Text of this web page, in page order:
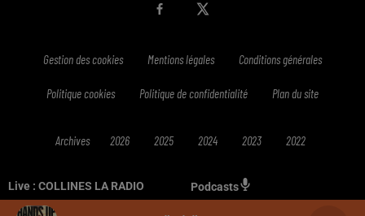
Live : COLLINES LA RADIO Podcasts
Gestion des cookies Mentions légales Conditions générales
Politique cookies Politique de confidentialité Plan du site
Archives 2026 2025 2024 2023 2022